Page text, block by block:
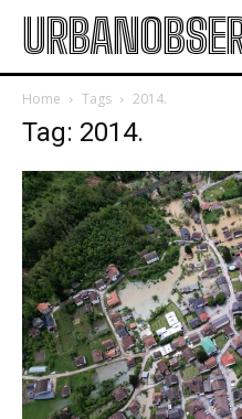
Home Tags 2014.
Tag: 2014.